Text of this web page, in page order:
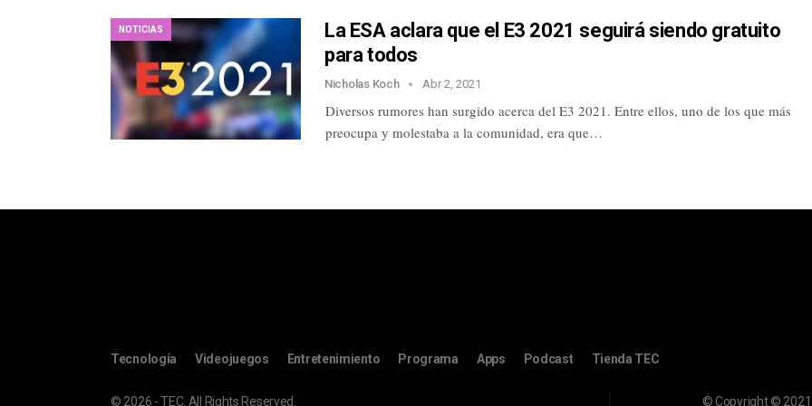
NOTICIAS
La ESA aclara que el E3 2021 seguirá siendo gratuito
para todos
Nicholas Koch Abr 2, 2021
Diversos rumores han surgido acerca del E3 2021. Entre ellos, uno de los que más
preocupa y molestaba a la comunidad, era que…
Tecnología Videojuegos Entretenimiento Programa Apps Podcast Tienda TEC
© 2026 - TEC. All Rights Reserved. © Copyright © 2021